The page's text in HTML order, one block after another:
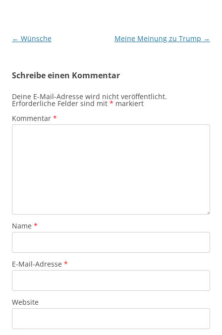
Beitragsnavigation
← Wünsche Meine Meinung zu Trump →
Schreibe einen Kommentar
Deine E-Mail-Adresse wird nicht veröffentlicht.
Erforderliche Felder sind mit * markiert
Kommentar *
Name *
E-Mail-Adresse *
Website